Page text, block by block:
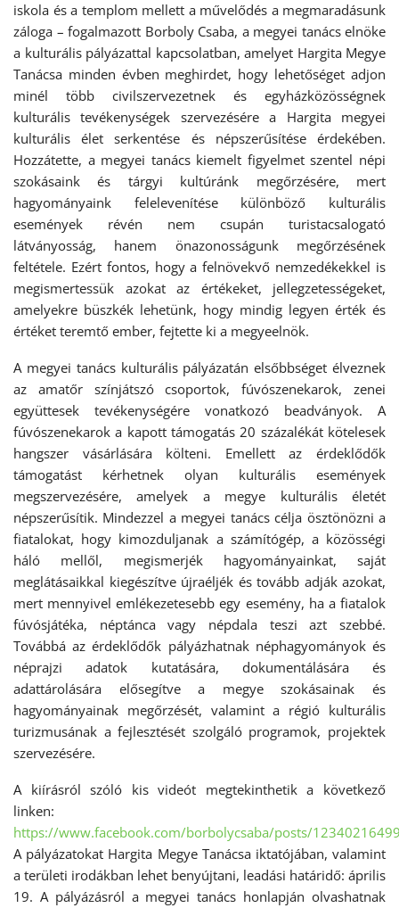
iskola és a templom mellett a művelődés a megmaradásunk
záloga – fogalmazott Borboly Csaba, a megyei tanács elnöke
a kulturális pályázattal kapcsolatban, amelyet Hargita Megye
Tanácsa minden évben meghirdet, hogy lehetőséget adjon
minél több civilszervezetnek és egyházközösségnek
kulturális tevékenységek szervezésére a Hargita megyei
kulturális élet serkentése és népszerűsítése érdekében.
Hozzátette, a megyei tanács kiemelt figyelmet szentel népi
szokásaink és tárgyi kultúránk megőrzésére, mert
hagyományaink felelevenítése különböző kulturális
események révén nem csupán turistacsalogató
látványosság, hanem önazonosságunk megőrzésének
feltétele. Ezért fontos, hogy a felnövekvő nemzedékekkel is
megismertessük azokat az értékeket, jellegzetességeket,
amelyekre büszkék lehetünk, hogy mindig legyen érték és
értéket teremtő ember, fejtette ki a megyeelnök.
A megyei tanács kulturális pályázatán elsőbbséget élveznek
az amatőr színjátszó csoportok, fúvószenekarok, zenei
együttesek tevékenységére vonatkozó beadványok. A
fúvószenekarok a kapott támogatás 20 százalékát kötelesek
hangszer vásárlására költeni. Emellett az érdeklődők
támogatást kérhetnek olyan kulturális események
megszervezésére, amelyek a megye kulturális életét
népszerűsítik. Mindezzel a megyei tanács célja ösztönözni a
fiatalokat, hogy kimozduljanak a számítógép, a közösségi
háló mellől, megismerjék hagyományainkat, saját
meglátásaikkal kiegészítve újraéljék és tovább adják azokat,
mert mennyivel emlékezetesebb egy esemény, ha a fiatalok
fúvósjátéka, néptánca vagy népdala teszi azt szebbé.
Továbbá az érdeklődők pályázhatnak néphagyományok és
néprajzi adatok kutatására, dokumentálására és
adattárolására elősegítve a megye szokásainak és
hagyományainak megőrzését, valamint a régió kulturális
turizmusának a fejlesztését szolgáló programok, projektek
szervezésére.
A kiírásról szóló kis videót megtekinthetik a következő
linken:
https://www.facebook.com/borbolycsaba/posts/
A pályázatokat Hargita Megye Tanácsa iktatójában, valamint
a területi irodákban lehet benyújtani, leadási határidő: április
19. A pályázásról a megyei tanács honlapján olvashatnak